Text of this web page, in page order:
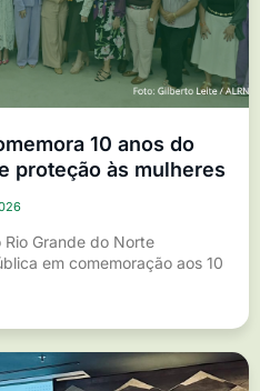
10 anos do
proteção às mulheres
Grande do Norte
em comemoração aos 10